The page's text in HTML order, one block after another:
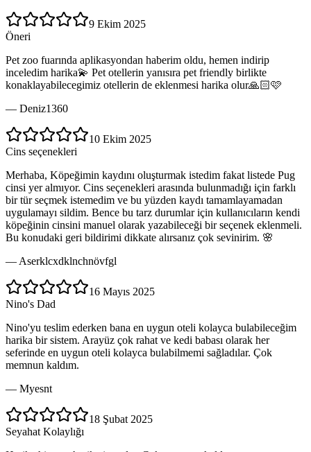
9 Ekim 2025
Öneri
Pet zoo fuarında aplikasyondan haberim oldu, hemen indirip
inceledim harika💫 Pet otellerin yanısıra pet friendly birlikte
konaklayabilecegimiz otellerin de eklenmesi harika olur🙏🏻🩷
— Deniz1360
10 Ekim 2025
Cins seçenekleri
Merhaba, Köpeğimin kaydını oluşturmak istedim fakat listede Pug
cinsi yer almıyor. Cins seçenekleri arasında bulunmadığı için farklı
bir tür seçmek istemedim ve bu yüzden kaydı tamamlayamadan
uygulamayı sildim. Bence bu tarz durumlar için kullanıcıların kendi
köpeğinin cinsini manuel olarak yazabileceği bir seçenek eklenmeli.
Bu konudaki geri bildirimi dikkate alırsanız çok sevinirim. 🌸
— Aserklcxdklnchnövfgl
16 Mayıs 2025
Nino's Dad
Nino'yu teslim ederken bana en uygun oteli kolayca bulabileceğim
harika bir sistem. Arayüz çok rahat ve kedi babası olarak her
seferinde en uygun oteli kolayca bulabilmemi sağladılar. Çok
memnun kaldım.
— Myesnt
18 Şubat 2025
Seyahat Kolaylığı